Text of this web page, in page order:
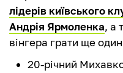
лідерів київського
Андрія Ярмоленка, а
вінгера грати ще
20-річний